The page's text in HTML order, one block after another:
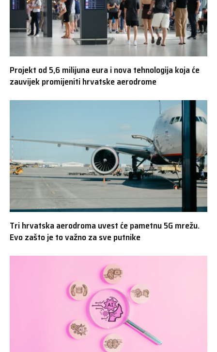
Projekt od 5,6 milijuna eura i nova tehnologija koja će
zauvijek promijeniti hrvatske aerodrome
Tri hrvatska aerodroma uvest će pametnu 5G mrežu.
Evo zašto je to važno za sve putnike